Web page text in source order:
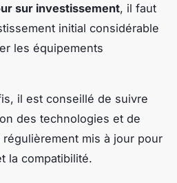
sur investissement, il faut
initial considérable
les équipements
il est conseillé de suivre
des technologies et de
mis à jour pour
la compatibilité.